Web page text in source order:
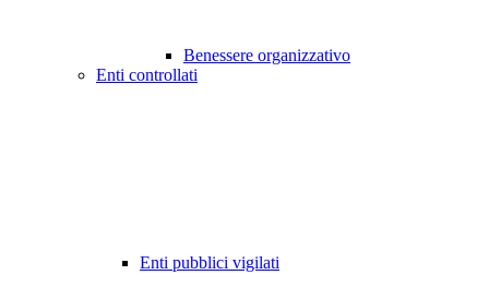
Benessere organizzativo
Enti controllati
Enti pubblici vigilati